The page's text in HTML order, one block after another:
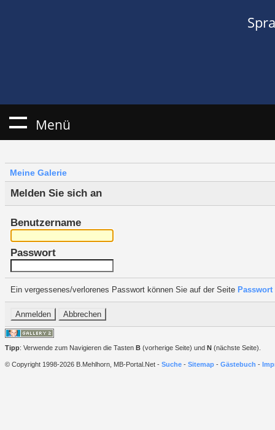
Menü
Meine Galerie
Melden Sie sich an
Benutzername
Passwort
Ein vergessenes/verlorenes Passwort können Sie auf der Seite
Tipp: Verwende zum Navigieren die Tasten B (vorherige Seite) und N (nächste Seite).
© Copyright 1998-2026 B.Mehlhorn, MB-Portal.Net - Suche - Sitemap - Gästebuch -